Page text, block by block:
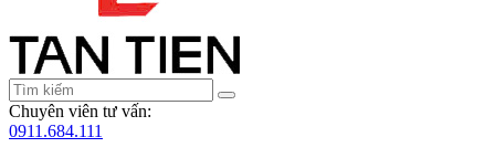
Chuyên viên tư vấn:
0911.684.111